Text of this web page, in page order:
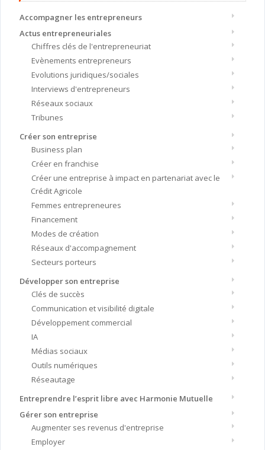
Accompagner les entrepreneurs
Actus entrepreneuriales
Chiffres clés de l'entrepreneuriat
Evènements entrepreneurs
Evolutions juridiques/sociales
Interviews d'entrepreneurs
Réseaux sociaux
Tribunes
Créer son entreprise
Business plan
Créer en franchise
Créer une entreprise à impact en partenariat avec le
Crédit Agricole
Femmes entrepreneures
Financement
Modes de création
Réseaux d'accompagnement
Secteurs porteurs
Développer son entreprise
Clés de succès
Communication et visibilité digitale
Développement commercial
IA
Médias sociaux
Outils numériques
Réseautage
Entreprendre l’esprit libre avec Harmonie Mutuelle
Gérer son entreprise
Augmenter ses revenus d'entreprise
Employer